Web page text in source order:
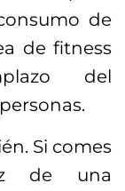
de
de fitness
del
Si comes
de una